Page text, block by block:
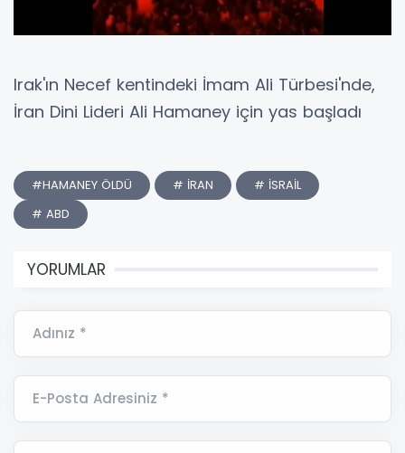
Irak'ın Necef kentindeki İmam Ali Türbesi'nde,
İran Dini Lideri Ali Hamaney için yas başladı
#HAMANEY ÖLDÜ # İRAN
# İSRAİL
# ABD
YORUMLAR
Adınız *
E-Posta Adresiniz *